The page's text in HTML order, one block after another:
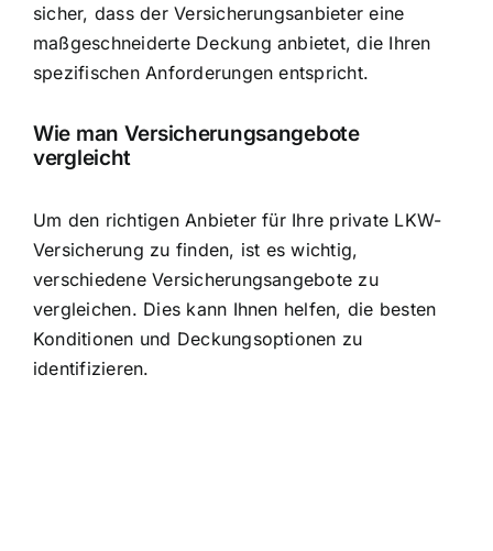
sicher, dass der Versicherungsanbieter eine
maßgeschneiderte Deckung anbietet, die Ihren
spezifischen Anforderungen entspricht.
Wie man Versicherungsangebote
vergleicht
Um den richtigen Anbieter für Ihre private LKW-
Versicherung zu finden, ist es wichtig,
verschiedene Versicherungsangebote zu
vergleichen. Dies kann Ihnen helfen, die besten
Konditionen und Deckungsoptionen zu
identifizieren.